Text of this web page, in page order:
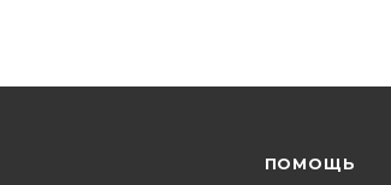
ПОМОЩЬ